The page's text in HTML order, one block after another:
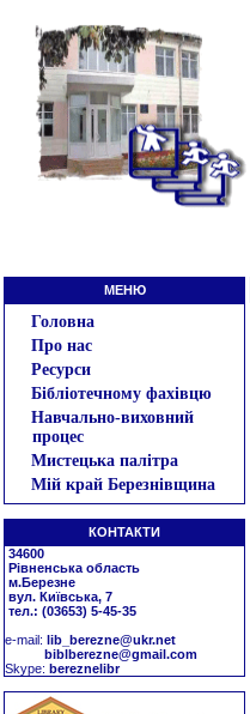
МЕНЮ
Головна
Про нас
Ресурси
Бібліотечному фахівцю
Навчально-виховний
процес
Мистецька палітра
Мій край Березнівщина
КОНТАКТИ
34600
Рівненська область
м.Березне
вул. Київська, 7
тел.: (03653) 5-45-35
е-mail: lib_berezne@ukr.net
biblberezne@gmail.com
Skype: bereznelibr